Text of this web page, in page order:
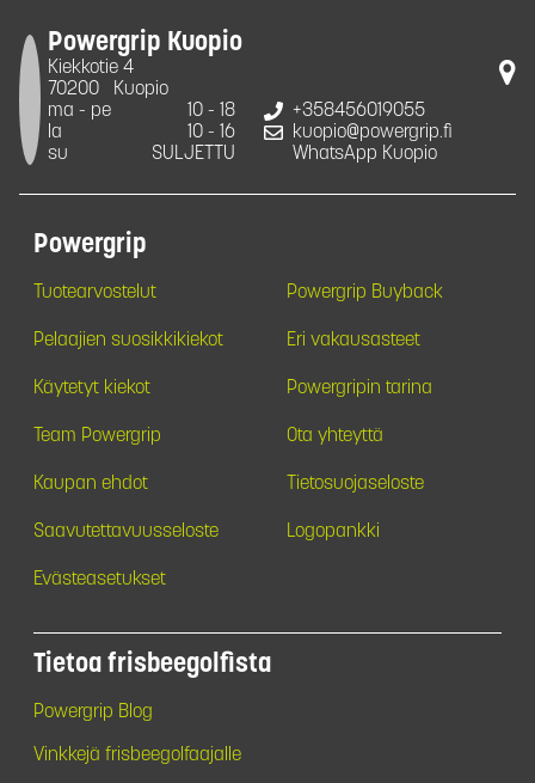
Powergrip Kuopio
Kiekkotie 4
70200
Kuopio
ma - pe
10 - 18
la
10 - 16
su
SULJETTU
+358456019055
kuopio@powergrip.fi
WhatsApp Kuopio
Powergrip
Tuotearvostelut Powergrip Buyback
Pelaajien suosikkikiekot Eri vakausasteet
Käytetyt kiekot Powergripin tarina
Team Powergrip Ota yhteyttä
Kaupan ehdot Tietosuojaseloste
Saavutettavuusseloste Logopankki
Evästeasetukset
Tietoa frisbeegolfista
Powergrip Blog
Vinkkejä frisbeegolfaajalle